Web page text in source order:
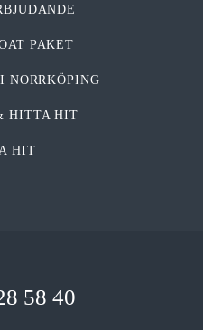
PAKET
HITTA HIT
HIT
58 40